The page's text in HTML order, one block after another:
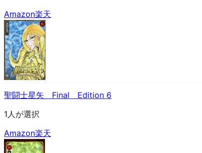
Amazon楽天
聖闘士星矢 Final Edition 6
1人が選択
Amazon楽天